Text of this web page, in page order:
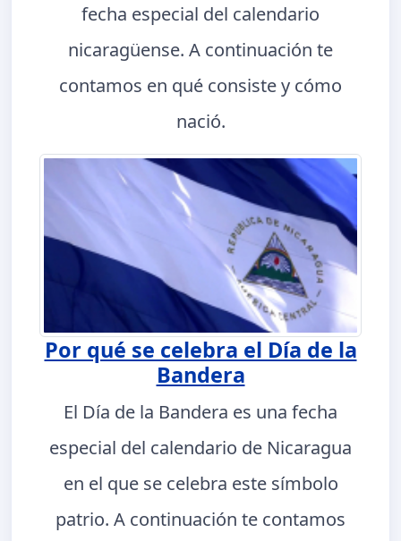
fecha especial del calendario
nicaragüense. A continuación te
contamos en qué consiste y cómo
nació.
Por qué se celebra el Día de la
Bandera
El Día de la Bandera es una fecha
especial del calendario de Nicaragua
en el que se celebra este símbolo
patrio. A continuación te contamos